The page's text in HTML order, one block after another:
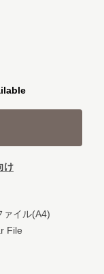
け
ァイル(A4)
File